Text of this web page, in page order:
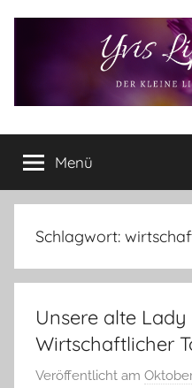
Yvis
Lifestyle
Lifestyle
Blog
–
Lifestyle,
Produkttests
vieles
mehr
Menü
Schlagwort:
Unsere alte
Wirtschaftlicher
Veröffentlicht am